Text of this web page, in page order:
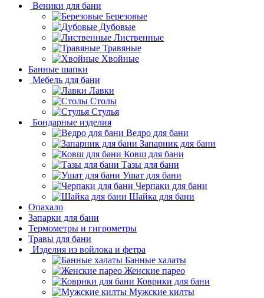
Веники для бани
Березовые
Дубовые
Лиственные
Травяные
Хвойные
Банные шапки
Мебель для бани
Лавки
Столы
Стулья
Бондарные изделия
Ведро для бани
Запарник для бани
Ковш для бани
Тазы для бани
Ушат для бани
Черпаки для бани
Шайка для бани
Опахало
Запарки для бани
Термометры и гигрометры
Травы для бани
Изделия из войлока и фетра
Банные халаты
Женские парео
Коврики для бани
Мужские килты